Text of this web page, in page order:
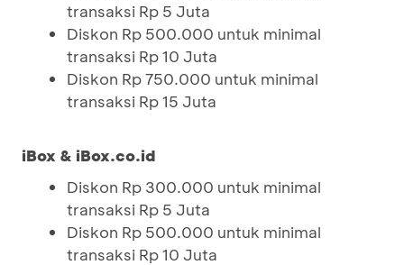
transaksi Rp 5 Juta
Diskon Rp 500.000 untuk minimal
transaksi Rp 10 Juta
Diskon Rp 750.000 untuk minimal
transaksi Rp 15 Juta
iBox & iBox.co.id
Diskon Rp 300.000 untuk minimal
transaksi Rp 5 Juta
Diskon Rp 500.000 untuk minimal
transaksi Rp 10 Juta